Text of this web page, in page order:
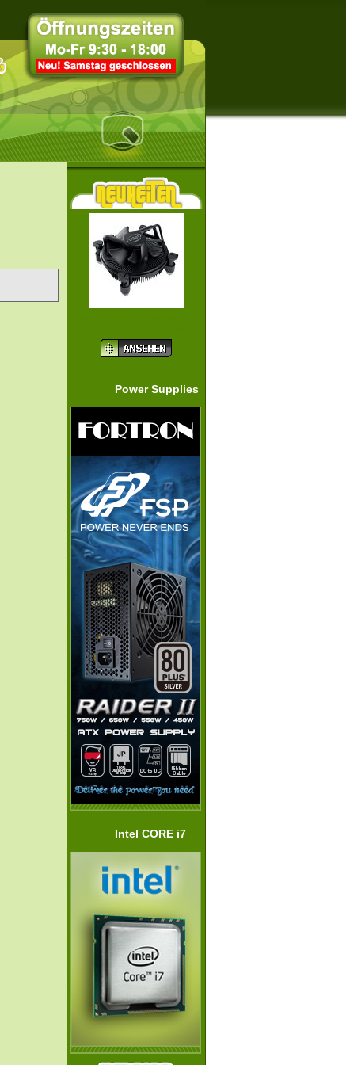
Power Supplies
Intel CORE i7